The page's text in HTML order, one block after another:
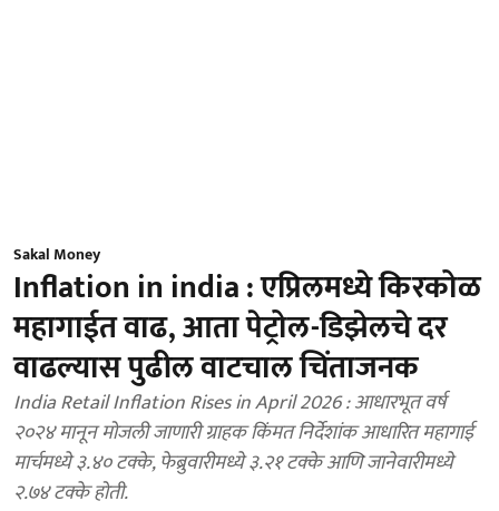
Sakal Money
Inflation in india : एप्रिलमध्ये किरकोळ
महागाईत वाढ, आता पेट्रोल-डिझेलचे दर
वाढल्यास पुढील वाटचाल चिंताजनक
India Retail Inflation Rises in April 2026 : आधारभूत वर्ष
२०२४ मानून मोजली जाणारी ग्राहक किंमत निर्देशांक आधारित महागाई
मार्चमध्ये ३.४० टक्के, फेब्रुवारीमध्ये ३.२१ टक्के आणि जानेवारीमध्ये
२.७४ टक्के होती.